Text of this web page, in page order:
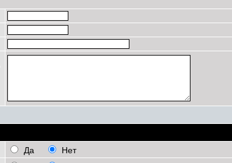
Да
Нет